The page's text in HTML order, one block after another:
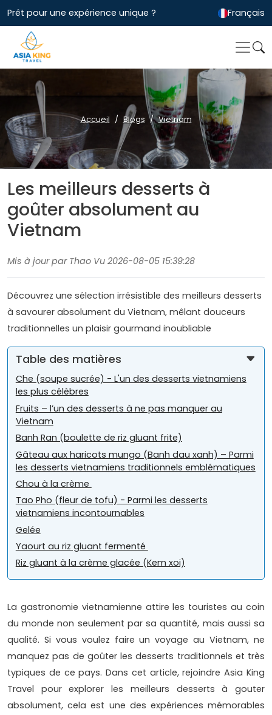
Prêt pour une expérience unique ? Français
Accueil Blogs Vietnam
Les meilleurs desserts à
goûter absolument au
Vietnam
Mis à jour par Thao Vu 2026-08-05 15:39:28
Découvrez une sélection irrésistible des meilleurs desserts
à savourer absolument du Vietnam, mêlant douceurs
traditionnelles un plaisir gourmand inoubliable
Table des matières
Che (soupe sucrée) - L'un des desserts vietnamiens
les plus célèbres
Fruits – l’un des desserts à ne pas manquer au
Vietnam
Banh Ran (boulette de riz gluant frite)
Gâteau aux haricots mungo (Banh dau xanh) – Parmi
les desserts vietnamiens traditionnels emblématiques
Chou à la crème
Tao Pho (fleur de tofu) - Parmi les desserts
vietnamiens incontournables
Gelée
Yaourt au riz gluant fermenté
Riz gluant à la crème glacée (Kem xoi)
La gastronomie vietnamienne attire les touristes au coin
du monde non seulement par sa quantité, mais aussi sa
qualité. Si vous voulez faire un voyage au Vietnam, ne
manquez pas de goûter les desserts traditionnels et très
typiques de ce pays. Dans cet article, rejoindre Asia King
Travel pour explorer les meilleurs desserts à gouter
absolument, cela est une des expériences mémorables